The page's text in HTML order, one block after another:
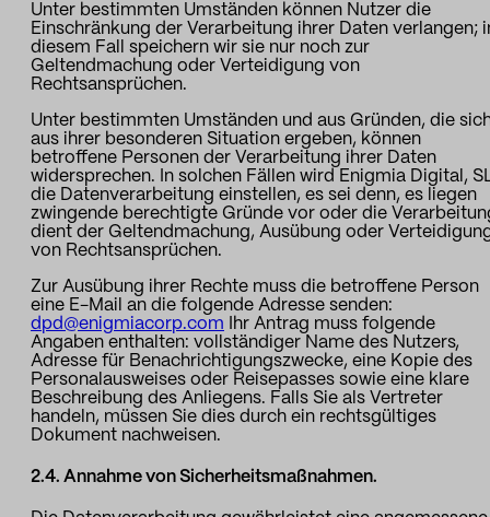
Unter bestimmten Umständen können Nutzer die
Einschränkung der Verarbeitung ihrer Daten verlangen;
diesem Fall speichern wir sie nur noch zur
Geltendmachung oder Verteidigung von
Rechtsansprüchen.
Unter bestimmten Umständen und aus Gründen, die
aus ihrer besonderen Situation ergeben, können
betroffene Personen der Verarbeitung ihrer Daten
widersprechen. In solchen Fällen wird Enigmia Digital,
die Datenverarbeitung einstellen, es sei denn, es liegen
zwingende berechtigte Gründe vor oder die
dient der Geltendmachung, Ausübung oder
von Rechtsansprüchen.
Zur Ausübung ihrer Rechte muss die betroffene Person
eine E-Mail an die folgende Adresse senden:
dpd@enigmiacorp.com Ihr Antrag muss folgende
Angaben enthalten: vollständiger Name des Nutzers,
Adresse für Benachrichtigungszwecke, eine Kopie des
Personalausweises oder Reisepasses sowie eine klare
Beschreibung des Anliegens. Falls Sie als Vertreter
handeln, müssen Sie dies durch ein rechtsgültiges
Dokument nachweisen.
2.4. Annahme von Sicherheitsmaßnahmen.